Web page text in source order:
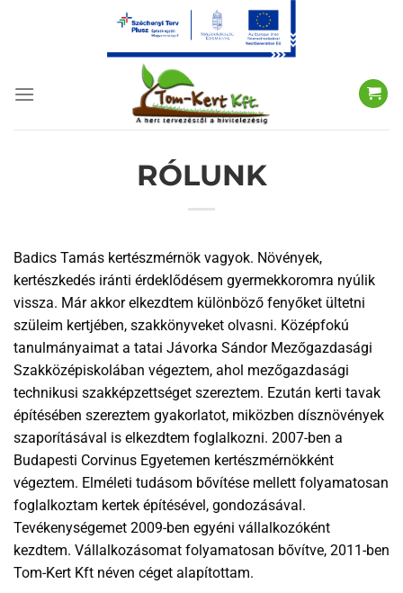
RÓLUNK
Badics Tamás kertészmérnök vagyok. Növények,
kertészkedés iránti érdeklődésem gyermekkoromra nyúlik
vissza. Már akkor elkezdtem különböző fenyőket ültetni
szüleim kertjében, szakkönyveket olvasni. Középfokú
tanulmányaimat a tatai Jávorka Sándor Mezőgazdasági
Szakközépiskolában végeztem, ahol mezőgazdasági
technikusi szakképzettséget szereztem. Ezután kerti tavak
építésében szereztem gyakorlatot, miközben dísznövények
szaporításával is elkezdtem foglalkozni. 2007-ben a
Budapesti Corvinus Egyetemen kertészmérnökként
végeztem. Elméleti tudásom bővítése mellett folyamatosan
foglalkoztam kertek építésével, gondozásával.
Tevékenységemet 2009-ben egyéni vállalkozóként
kezdtem. Vállalkozásomat folyamatosan bővítve, 2011-ben
Tom-Kert Kft néven céget alapítottam.